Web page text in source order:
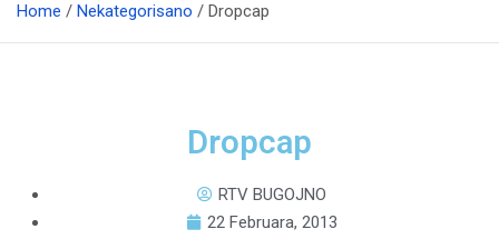
Home Nekategorisano Dropcap
Dropcap
RTV BUGOJNO
22 Februara, 2013